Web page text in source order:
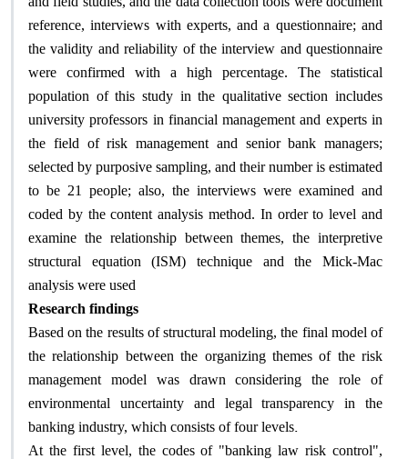
reference, interviews with experts, and a questionnaire; and
the validity and reliability of the interview and questionnaire
were confirmed with a high percentage. The statistical
population of this study in the qualitative section includes
university professors in financial management and experts in
the field of risk management and senior bank managers;
selected by purposive sampling, and their number is estimated
to be 21 people; also, the interviews were examined and
coded by the content analysis method. In order to level and
examine the relationship between themes, the interpretive
structural equation (ISM) technique and the Mick-Mac
analysis were used
Research findings
Based on the results of structural modeling, the final model of
the relationship between the organizing themes of the risk
management model was drawn considering the role of
environmental uncertainty and legal transparency in the
banking industry, which consists of four levels.
At the first level, the codes of "banking law risk control",